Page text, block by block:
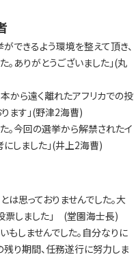
できるよう環境を整えて頂き、
ありがとうございました」(丸
から遠く離れたアフリカでの投
ます」(野津2海曹)
。今回の選挙から解禁されたイ
しました」(井上2海曹)
思っておりませんでした。大
票しました」 (堂園海士長)
しませんでした。自分なりに
残り期間、任務遂行に努力しま